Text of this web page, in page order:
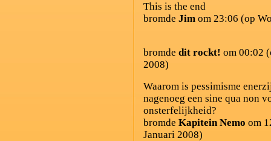
This is the end
bromde Jim om 23:06 (op
bromde dit rockt! om 00:02
2008)
Waarom is pessimisme
nagenoeg een sine qua non
onsterfelijkheid?
bromde Kapitein Nemo om
Januari 2008)